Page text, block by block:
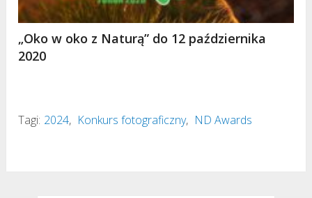
„Oko w oko z Naturą” do 12 października
2020
Tagi: 2024, Konkurs fotograficzny, ND Awards